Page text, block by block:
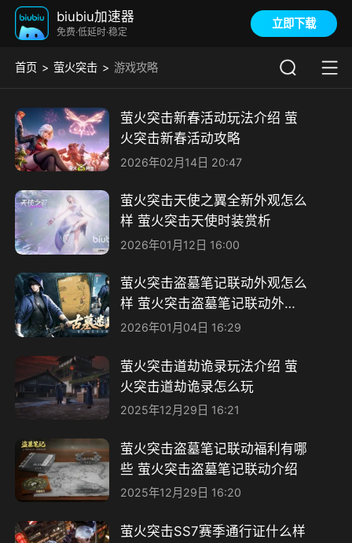
biubiu加速器
免费·低延时·稳定
立即下载
首页 萤火突击 游戏攻略
萤火突击新春活动玩法介绍 萤
火突击新春活动攻略
2026年02月14日 20:47
萤火突击天使之翼全新外观怎么
样 萤火突击天使时装赏析
2026年01月12日 16:00
萤火突击盗墓笔记联动外观怎么
样 萤火突击盗墓笔记联动外观
介绍
2026年01月04日 16:29
萤火突击道劫诡录玩法介绍 萤
火突击道劫诡录怎么玩
2025年12月29日 16:21
萤火突击盗墓笔记联动福利有哪
些 萤火突击盗墓笔记联动介绍
2025年12月29日 16:20
萤火突击SS7赛季通行证什么样